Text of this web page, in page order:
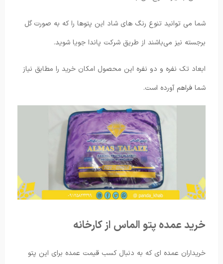
شما می توانید تنوع رنگ های شاد این پتوها را که به صورت گل
برجسته نیز می‌باشند از طریق شرکت پاندا جویا شوید.
ابعاد تک نفره و دو نفره این محصول امکان خرید را مطابق نیاز
شما فراهم آورده است.
خرید عمده پتو الماس از کارخانه
خریداران عمده ای که به دنبال کسب قیمت عمده برای این پتو